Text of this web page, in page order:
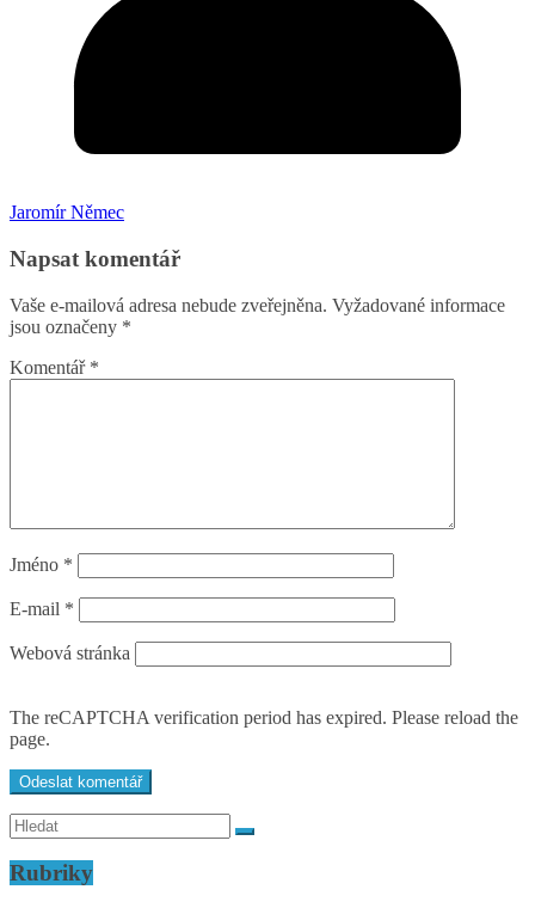
Jaromír Němec
Napsat komentář
Vaše e-mailová adresa nebude zveřejněna. Vyžadované informace
jsou označeny *
Komentář *
Jméno *
E-mail *
Webová stránka
The reCAPTCHA verification period has expired. Please reload the
page.
Rubriky